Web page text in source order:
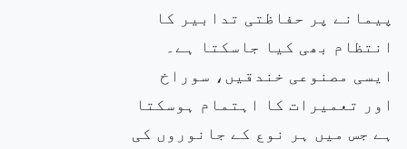
پیمانے پر حفاظتی تدابیر کا
انتظام بھی کیا جاسکتا ہے۔
ایسی مصنوعی خندقیں، سوراخ
اور تعمیرات کا اہتمام ہوسکتا
ہے جس میں ہر نوع کے جانوروں کی